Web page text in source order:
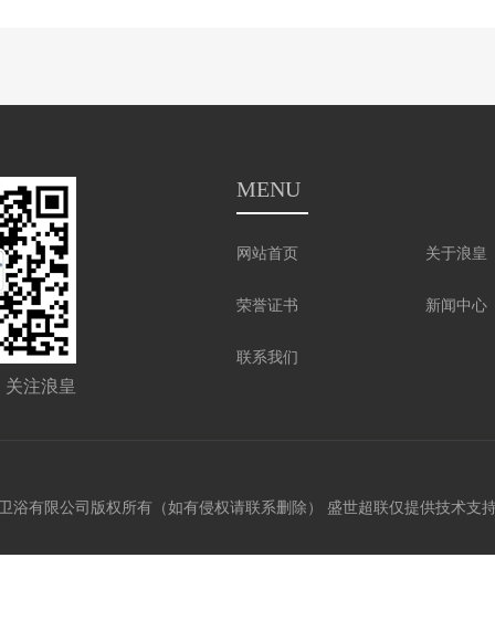
关注浪皇
MENU
网站首页 关于浪皇
荣誉证书 新闻中心
联系我们
浴有限公司版权所有（如有侵权请联系删除） 盛世超联仅提供技术